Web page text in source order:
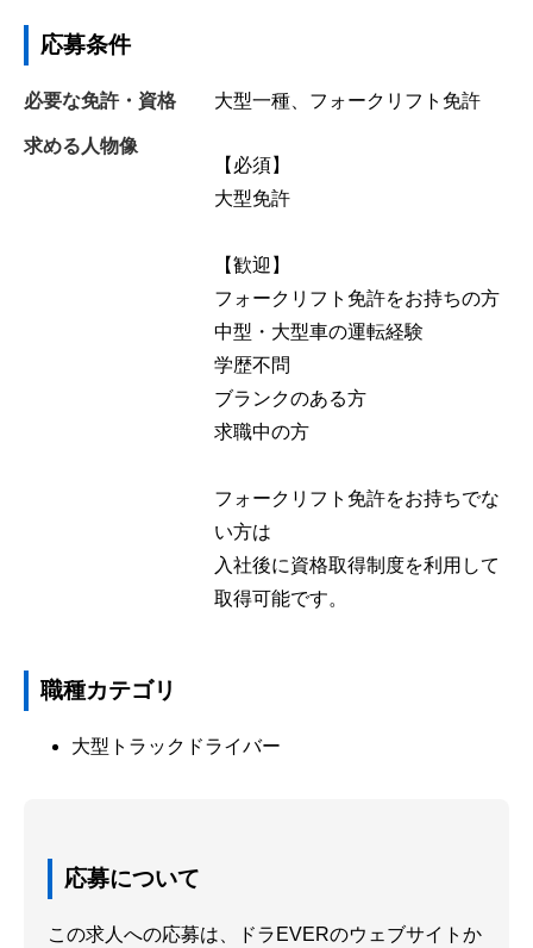
応募条件
必要な免許・資格 大型一種、フォークリフト免許
求める人物像
【必須】
大型免許
【歓迎】
フォークリフト免許をお持ちの方
中型・大型車の運転経験
学歴不問
ブランクのある方
求職中の方
フォークリフト免許をお持ちでな
い方は
入社後に資格取得制度を利用して
取得可能です。
職種カテゴリ
大型トラックドライバー
応募について
この求人への応募は、ドラEVERのウェブサイトか